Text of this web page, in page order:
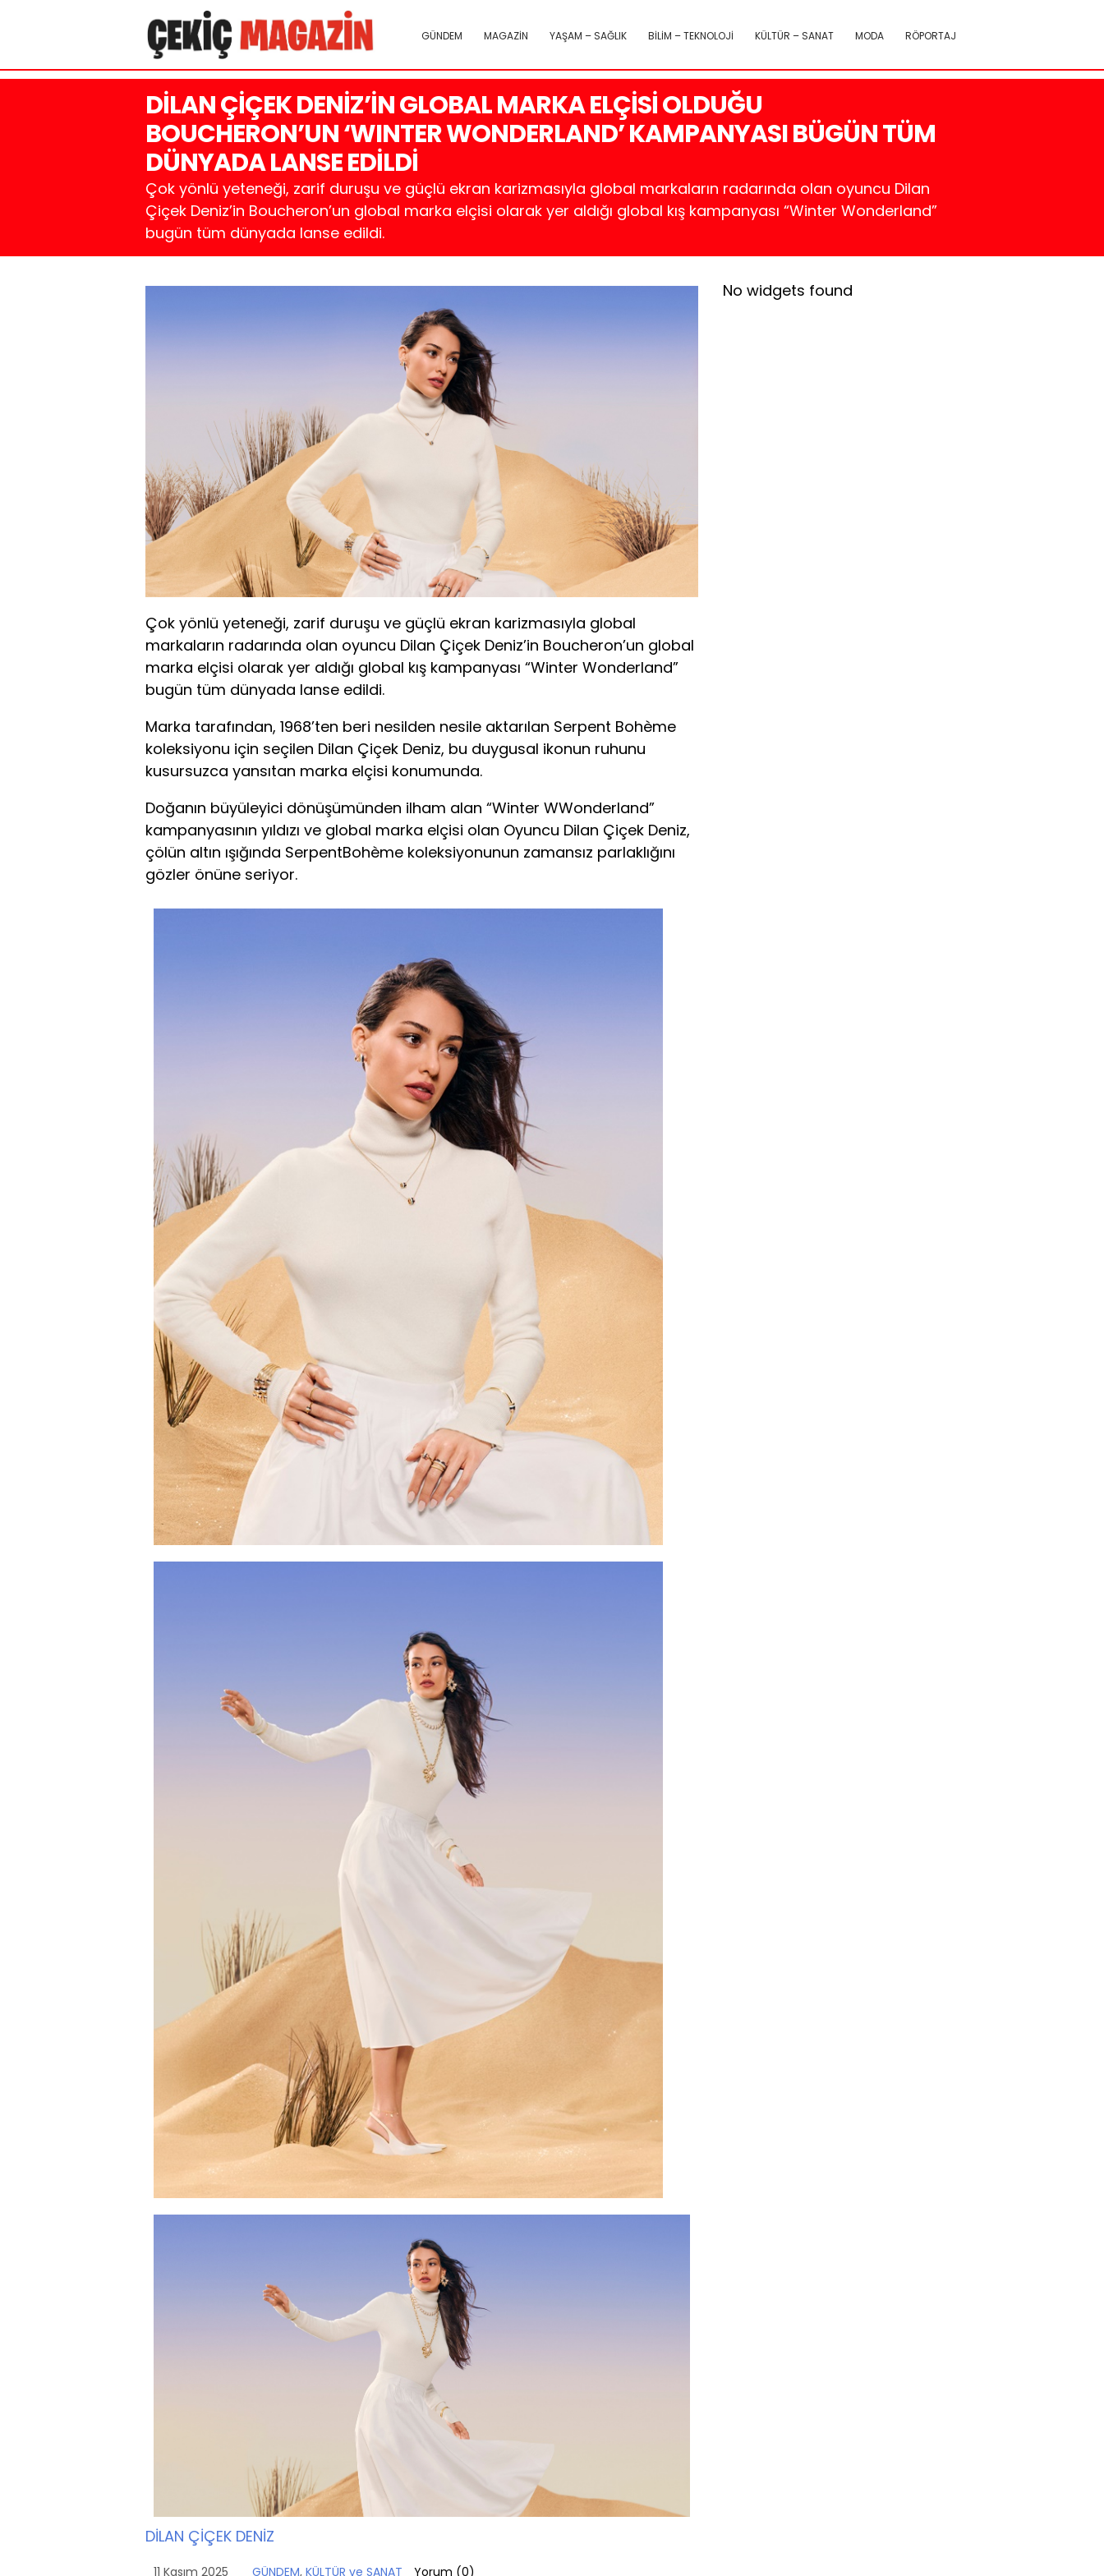
GÜNDEM MAGAZİN YAŞAM – SAĞLIK BİLİM – TEKNOLOJİ KÜLTÜR – SANAT MODA RÖPORTAJ
DİLAN ÇİÇEK DENİZ’İN GLOBAL MARKA ELÇİSİ OLDUĞU
BOUCHERON’UN ‘WINTER WONDERLAND’ KAMPANYASI BÜGÜN TÜM
DÜNYADA LANSE EDİLDİ
Çok yönlü yeteneği, zarif duruşu ve güçlü ekran karizmasıyla global markaların radarında olan oyuncu Dilan
Çiçek Deniz’in Boucheron’un global marka elçisi olarak yer aldığı global kış kampanyası “Winter Wonderland”
bugün tüm dünyada lanse edildi.
Çok yönlü yeteneği, zarif duruşu ve güçlü ekran karizmasıyla global
markaların radarında olan oyuncu Dilan Çiçek Deniz’in Boucheron’un global
marka elçisi olarak yer aldığı global kış kampanyası “Winter Wonderland”
bugün tüm dünyada lanse edildi.
Marka tarafından, 1968’ten beri nesilden nesile aktarılan Serpent Bohème
koleksiyonu için seçilen Dilan Çiçek Deniz, bu duygusal ikonun ruhunu
kusursuzca yansıtan marka elçisi konumunda.
Doğanın büyüleyici dönüşümünden ilham alan “Winter WWonderland”
kampanyasının yıldızı ve global marka elçisi olan Oyuncu Dilan Çiçek Deniz,
çölün altın ışığında SerpentBohème koleksiyonunun zamansız parlaklığını
gözler önüne seriyor.
DİLAN ÇİÇEK DENİZ
11 Kasım 2025 GÜNDEM, KÜLTÜR ve SANAT Yorum (0)
No widgets found